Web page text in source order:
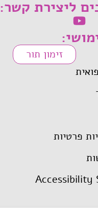
ליצירת קשר:
זימון תור
פרטיות
Accessibility